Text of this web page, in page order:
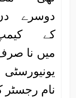
دوسرے
کے
میں نا
یونیورسٹی
نام رجسٹر